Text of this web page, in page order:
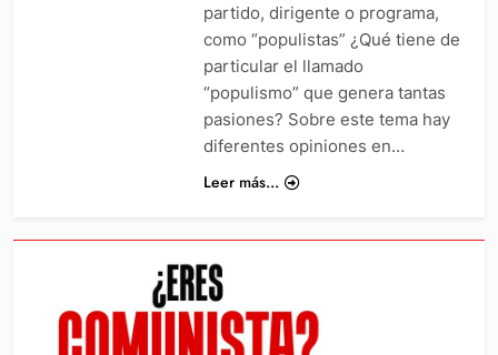
partido, dirigente o programa,
como “populistas” ¿Qué tiene de
particular el llamado
“populismo” que genera tantas
pasiones? Sobre este tema hay
diferentes opiniones en…
Leer más...